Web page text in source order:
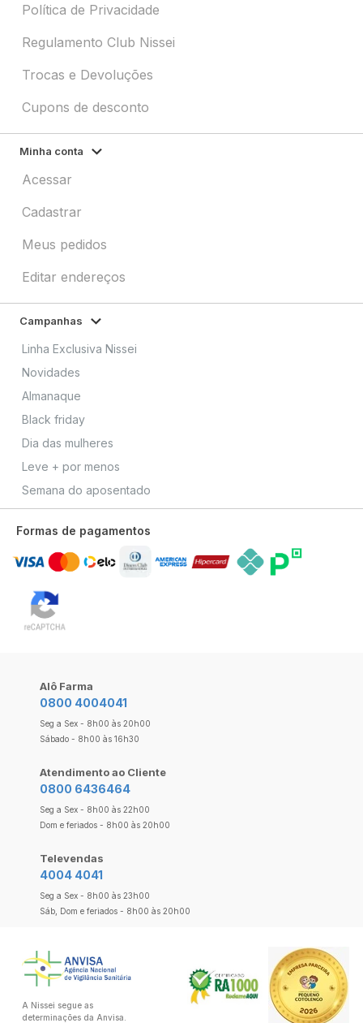
Política de Privacidade
Regulamento Club Nissei
Trocas e Devoluções
Cupons de desconto
Minha conta
Acessar
Cadastrar
Meus pedidos
Editar endereços
Campanhas
Linha Exclusiva Nissei
Novidades
Almanaque
Black friday
Dia das mulheres
Leve + por menos
Semana do aposentado
Formas de pagamentos
Alô Farma
0800 4004041
Seg a Sex - 8h00 às 20h00
Sábado - 8h00 às 16h30
Atendimento ao Cliente
0800 6436464
Seg a Sex - 8h00 às 22h00
Dom e feriados - 8h00 às 20h00
Televendas
4004 4041
Seg a Sex - 8h00 às 23h00
Sáb, Dom e feriados - 8h00 às 20h00
A Nissei segue as
determinações da Anvisa.